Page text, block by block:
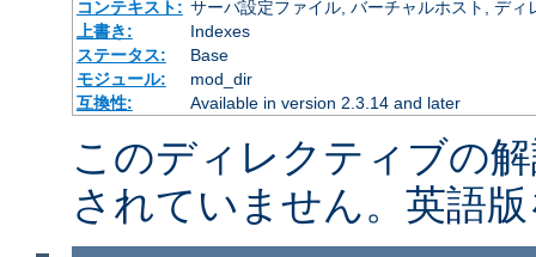
コンテキスト: サーバ設定ファイル, バーチャルホスト, ディ
上書き:
Indexes
ステータス:
Base
モジュール:
mod_dir
互換性:
Available in version 2.3.14 and later
このディレクティブの
されていません。英語